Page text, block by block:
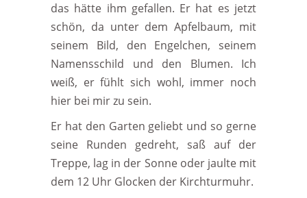
das hätte ihm gefallen. Er hat es jetzt
schön, da unter dem Apfelbaum, mit
seinem Bild, den Engelchen, seinem
Namensschild und den Blumen. Ich
weiß, er fühlt sich wohl, immer noch
hier bei mir zu sein.
Er hat den Garten geliebt und so gerne
seine Runden gedreht, saß auf der
Treppe, lag in der Sonne oder jaulte mit
dem 12 Uhr Glocken der Kirchturmuhr.